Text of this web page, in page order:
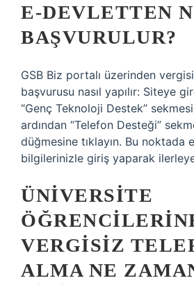
E-DEVLETTEN
BAŞVURULUR?
GSB Biz portalı üzerinden
başvurusu nasıl yapılır: Siteye
“Genç Teknoloji Destek”
ardından “Telefon Desteği”
düğmesine tıklayın. Bu noktada
bilgilerinizle giriş yaparak
ÜNIVERSITE
VERGISIZ
ALMA NE